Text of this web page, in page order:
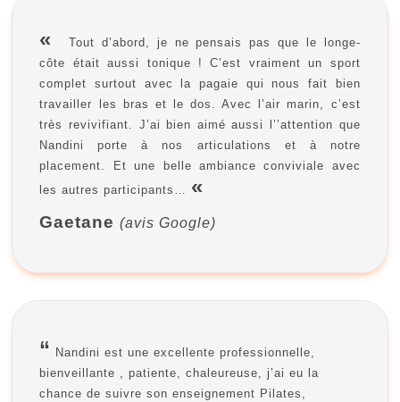
«
Tout d’abord, je ne pensais pas que le longe-
côte était aussi tonique ! C’est vraiment un sport
complet surtout avec la pagaie qui nous fait bien
travailler les bras et le dos. Avec l’air marin, c’est
très revivifiant. J’ai bien aimé aussi l’’attention que
Nandini porte à nos articulations et à notre
placement. Et une belle ambiance conviviale avec
les autres participants… «
Gaetane (avis Google)
“ Nandini est une excellente professionnelle,
bienveillante , patiente, chaleureuse, j’ai eu la
chance de suivre son enseignement Pilates,